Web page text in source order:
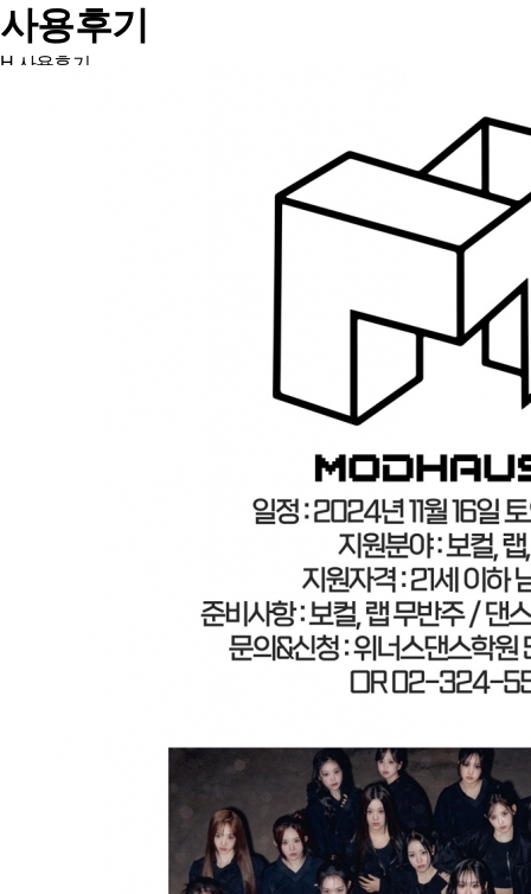
사용후기
H 사용후기